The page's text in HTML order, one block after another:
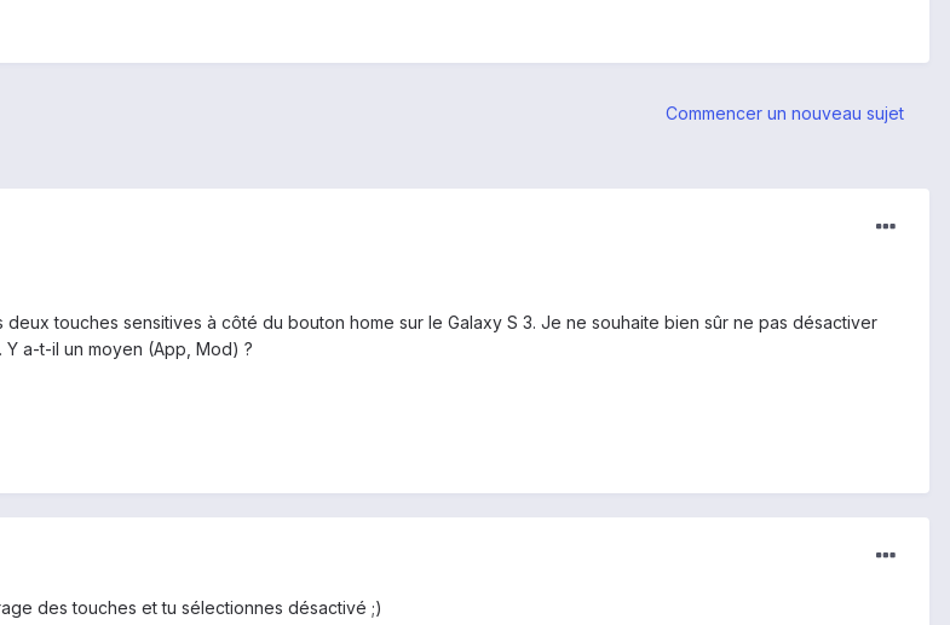
Commencer un nouveau sujet
touches sensitives à côté du bouton home sur le Galaxy S 3. Je ne souhaite bien sûr ne pas désactiver
a-t-il un moyen (App, Mod) ?
des touches et tu sélectionnes désactivé ;)